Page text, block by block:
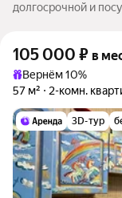
долгосрочной и
105 000 ₽ в
Вернём 10%
57 м²
2-комн.
3D-тур